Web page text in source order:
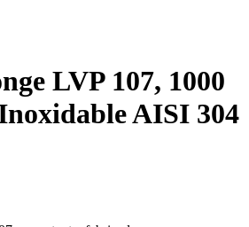
LVP 107, 1000
AISI 304